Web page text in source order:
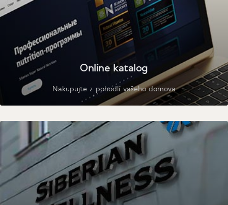
Online katalog
Nakupujte z pohodlí vašeho domova